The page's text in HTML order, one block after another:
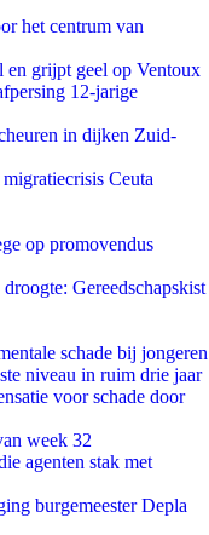
het centrum van
en grijpt geel op Ventoux
12-jarige
in dijken Zuid-
Ceuta
op promovendus
Gereedschapskist
schade bij jongeren
niveau in ruim drie jaar
voor schade door
week 32
agenten stak met
burgemeester Depla